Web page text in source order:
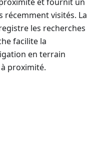
récemment visités. La
les recherches
facilite la
en terrain
proximité.